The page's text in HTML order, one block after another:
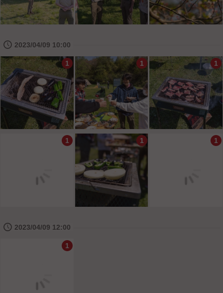
🕔 2023/04/09 10:00
1 1 1
1 1 1
🕔 2023/04/09 12:00
1